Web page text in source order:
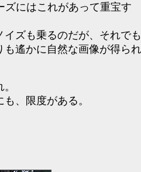
ズにはこれがあって重宝す
イズも乗るのだが、それで
も遙かに自然な画像が得ら
、限度がある。